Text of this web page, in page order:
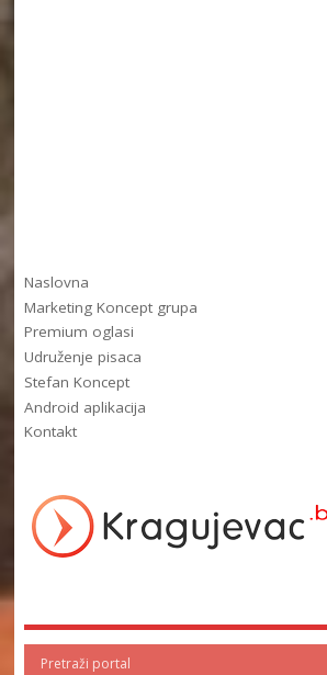
Naslovna
Marketing Koncept grupa
Premium oglasi
Udruženje pisaca
Stefan Koncept
Android aplikacija
Kontakt